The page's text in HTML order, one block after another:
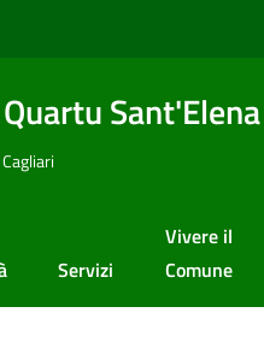
Sant'Elena
Servizi
Vivere il
Comune